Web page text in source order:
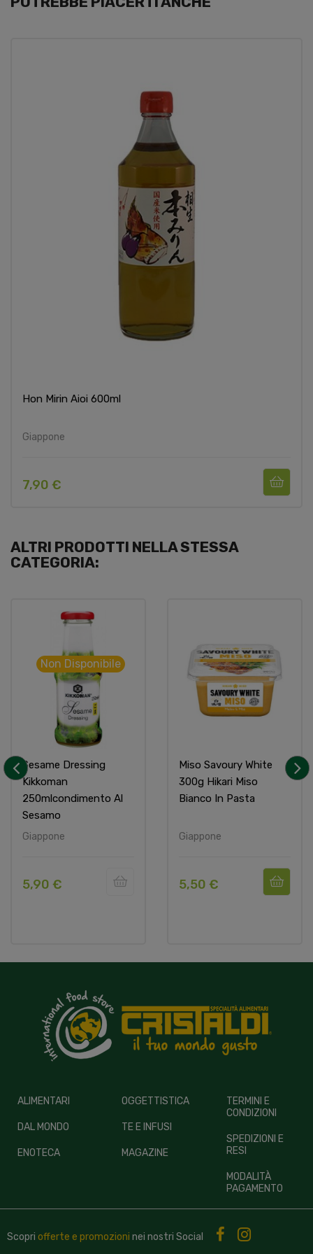
Hon Mirin Aioi 600ml
Giappone
7,90 €
ALTRI PRODOTTI NELLA STESSA
CATEGORIA:
Sesame Dressing
Kikkoman
250mlcondimento Al
Sesamo
Giappone
Non Disponibile
5,90 €
Miso Savoury White
300g Hikari Miso
Bianco In Pasta
Giappone
5,50 €
ALIMENTARI
DAL MONDO
ENOTECA
OGGETTISTICA
TE E INFUSI
MAGAZINE
TERMINI E
CONDIZIONI
SPEDIZIONI E
RESI
MODALITÀ
PAGAMENTO
Scopri offerte e promozioni nei nostri Social